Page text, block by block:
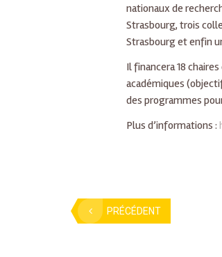
nationaux de
Strasbourg, trois
Strasbourg et enfin
Il financera 18
académiques
des programmes
Plus d’informations :
PRÉCÉDENT